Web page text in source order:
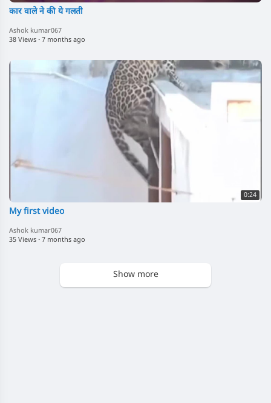
कार वाले ने की ये गलती
Ashok kumar067
38 Views · 7 months ago
0:24
My first video
Ashok kumar067
35 Views · 7 months ago
Show more